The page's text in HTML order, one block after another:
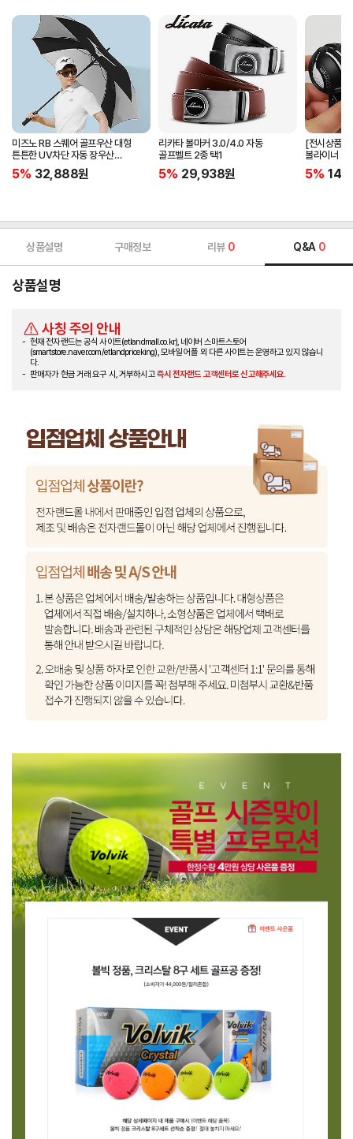
미즈노 RB 스퀘어 골프우산 대형
튼튼한 UV차단 자동 장우산
5LKY22100
5% 32,888원
리카타 볼마커 3.0/4.0 자동
골프벨트 2종 택1
5% 29,938원
[전시상품]
볼라이너 +
5%
상품설명 구매정보 리뷰 0 Q&A 0
상품설명
사칭 주의 안내
현재 전자랜드는 공식 사이트(etlandmall.co.kr), 네이버 스마트스토어
(smartstore.naver.com/etlandpriceking), 모바일 어플 외 다른 사이트는 운영하고 있지 않습니
다.
판매자가 현금 거래 요구 시, 거부하시고즉시 전자랜드 고객센터로 신고해주세요.